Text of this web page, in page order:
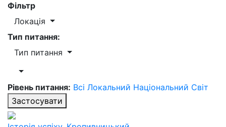
Фільтр
Локація
Тип питання:
Тип питання
Рівень питання: Всі Локальний Національний Світ
Застосувати